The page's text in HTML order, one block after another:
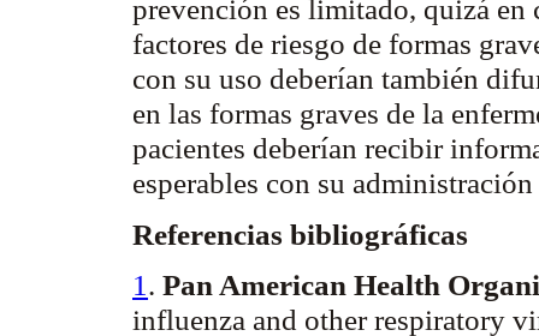
prevención es limitado, quizá en
factores de riesgo de formas
con su uso deberían también
en las formas graves de la
pacientes deberían recibir
esperables con su
Referencias bibliográficas
1 . Pan American Health
influenza and other respiratory